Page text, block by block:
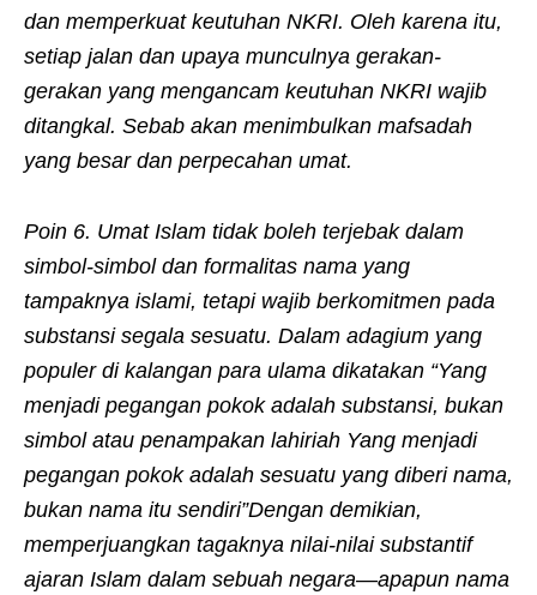
dan memperkuat keutuhan NKRI. Oleh karena itu,
setiap jalan dan upaya munculnya gerakan-
gerakan yang mengancam keutuhan NKRI wajib
ditangkal. Sebab akan menimbulkan mafsadah
yang besar dan perpecahan umat.
Poin 6. Umat Islam tidak boleh terjebak dalam
simbol-simbol dan formalitas nama yang
tampaknya islami, tetapi wajib berkomitmen pada
substansi segala sesuatu. Dalam adagium yang
populer di kalangan para ulama dikatakan “Yang
menjadi pegangan pokok adalah substansi, bukan
simbol atau penampakan lahiriah Yang menjadi
pegangan pokok adalah sesuatu yang diberi nama,
bukan nama itu sendiri”Dengan demikian,
memperjuangkan tagaknya nilai-nilai substantif
ajaran Islam dalam sebuah negara—apapun nama